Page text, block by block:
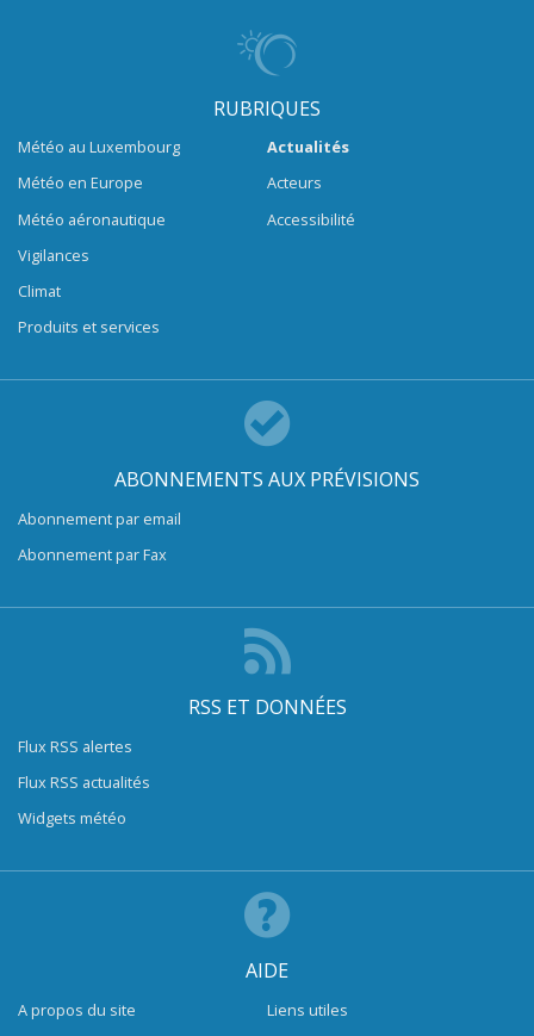
RUBRIQUES
Météo au Luxembourg
Météo en Europe
Météo aéronautique
Vigilances
Climat
Produits et services
Actualités
Acteurs
Accessibilité
ABONNEMENTS AUX PRÉVISIONS
Abonnement par email
Abonnement par Fax
RSS ET DONNÉES
Flux RSS alertes
Flux RSS actualités
Widgets météo
AIDE
A propos du site
Liens utiles